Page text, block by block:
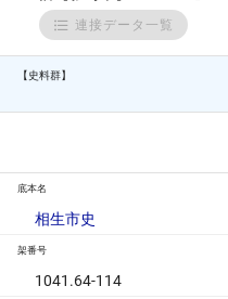
連接データ一覧
【史料群】
底本名
相生市史
架番号
1041.64-114